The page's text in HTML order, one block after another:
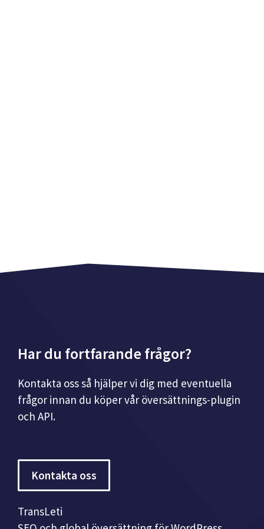
Har du fortfarande frågor?
Kontakta oss så hjälper vi dig med eventuella
frågor innan du köper vår översättnings-plugin
och API.
Kontakta oss
TransLeti